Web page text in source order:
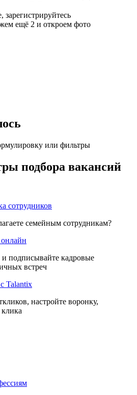
ещё 2 и откроем фото
или фильтры
подбора вакансий
сотрудников
семейным сотрудникам?
и подписывайте кадровые
встреч
Talantix
настройте воронку,